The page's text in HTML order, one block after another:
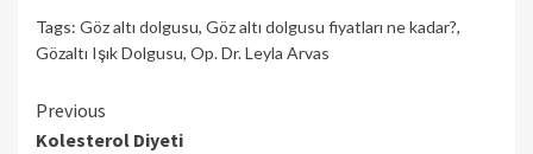
Tags: Göz altı dolgusu, Göz altı dolgusu fiyatları ne kadar?,
Gözaltı Işık Dolgusu, Op. Dr. Leyla Arvas
Continue
Previous
Kolesterol Diyeti